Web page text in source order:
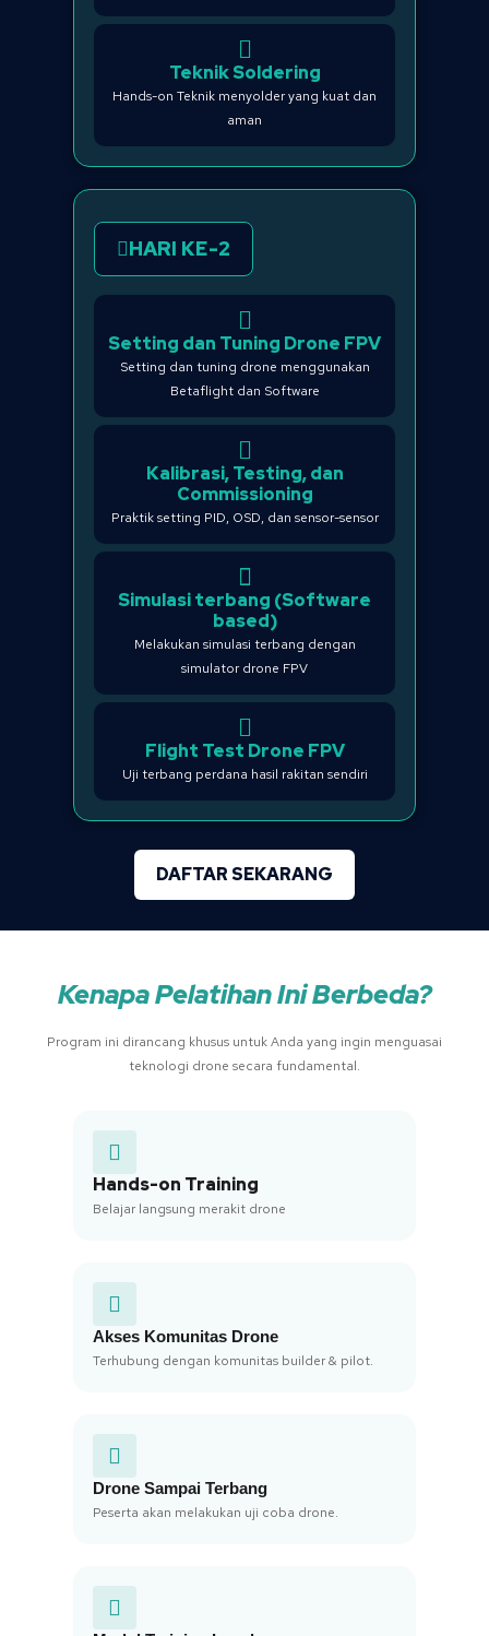
Teknik Soldering
Hands-on Teknik menyolder yang kuat dan
aman
HARI KE-2
Setting dan Tuning Drone FPV
Setting dan tuning drone menggunakan
Betaflight dan Software
Kalibrasi, Testing, dan
Commissioning
Praktik setting PID, OSD, dan sensor-sensor
Simulasi terbang (Software
based)
Melakukan simulasi terbang dengan
simulator drone FPV
Flight Test Drone FPV
Uji terbang perdana hasil rakitan sendiri
DAFTAR SEKARANG
Kenapa Pelatihan Ini Berbeda?
Program ini dirancang khusus untuk Anda yang ingin menguasai
teknologi drone secara fundamental.
Hands-on Training
Belajar langsung merakit drone
Akses Komunitas Drone
Terhubung dengan komunitas builder & pilot.
Drone Sampai Terbang
Peserta akan melakukan uji coba drone.